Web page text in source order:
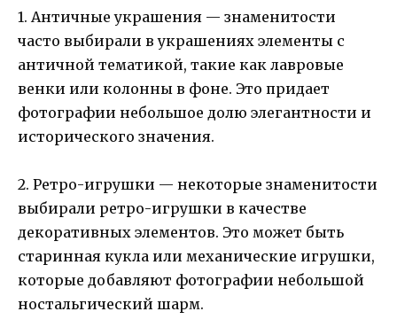
1. Античные украшения — знаменитости
часто выбирали в украшениях элементы с
античной тематикой, такие как лавровые
венки или колонны в фоне. Это придает
фотографии небольшое долю элегантности и
исторического значения.
2. Ретро-игрушки — некоторые знаменитости
выбирали ретро-игрушки в качестве
декоративных элементов. Это может быть
старинная кукла или механические игрушки,
которые добавляют фотографии небольшой
ностальгический шарм.